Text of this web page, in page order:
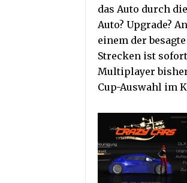
das Auto durch
Auto? Upgrade?
einem der
Strecken ist
Multiplayer
Cup-Auswahl im